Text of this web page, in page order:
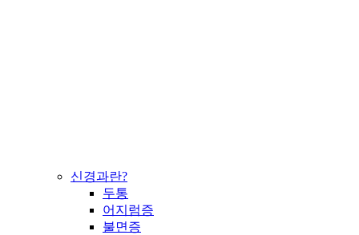
신경과란?
두통
어지럼증
불면증